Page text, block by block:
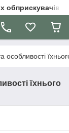
обприскувачів
особливості
їхнього